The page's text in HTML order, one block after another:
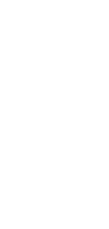
Database